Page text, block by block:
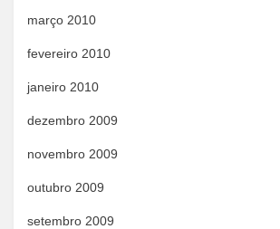
março 2010
fevereiro 2010
janeiro 2010
dezembro 2009
novembro 2009
outubro 2009
setembro 2009